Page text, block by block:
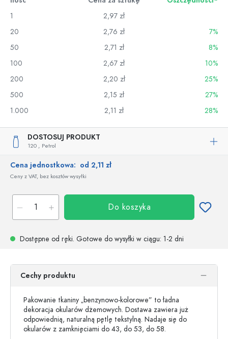
1
2,97 zł
20
2,76 zł
7%
50
2,71 zł
8%
100
2,67 zł
10%
200
2,20 zł
25%
500
2,15 zł
27%
1.000
2,11 zł 28%
DOSTOSUJ PRODUKT
120 , Petrol
Cena jednostkowa: od 2,11 zł
Ceny z VAT, bez kosztów wysyłki
Do koszyka
Dostępne od ręki. Gotowe do wysyłki w ciągu: 1-2 dni
Cechy produktu
Pakowanie tkaniny „benzynowo-kolorowe” to ładna
dekoracja okularów dżemowych. Dostawa zawiera już
odpowiednią, naturalną pętlę tekstylną. Nadaje się do
okularów z zamknięciami do 43, do 53, do 58.